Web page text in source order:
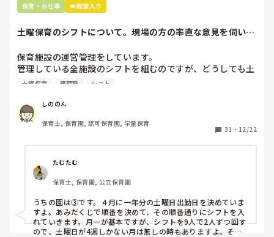
います
保育・お仕事 👑殿堂入り
土曜保育のシフトについて。現場の方の率直な意見を伺いた
保育施設の運営管理をしています。
管理している全施設のシフトを組むのですが、どうしても土
曜保育だけは入れる方が少なく、いつも苦労しています。
て入職しているはずですが、いざ勤務が始まると一日も土曜
出勤が出来ない方ばかりです。
①土曜日の希望休は2日まで、と制限をかける
②毎月、必ず土曜保育に入ることのできる日を1日だけピッ
クアップしてもらう
③仮シフトが出た時、土曜出勤が難しければ自身で代わりの
人を交渉して見つけてもらう
上記のいずれかの対策を取り入れることを考えています。
土曜保育 管理職 シフト
しののん
保育士, 保育園, 認可保育園, 学童保育
31 ・ 12/22
たむたむ
保育士, 保育園, 公立保育園
うちの園は③です。４月に一年分の土曜日出勤日を決めていま
すよ。あみだくじで順番を決めて、その順番通りにシフトを入
れていきます。月一が基本ですが、シフトを9人で2人ずつ回す
ので、土曜日が4週しかない月は無しの時もありますよ。その